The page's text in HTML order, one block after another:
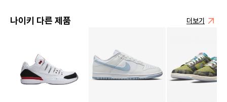
나이키 다른 제품 더보기